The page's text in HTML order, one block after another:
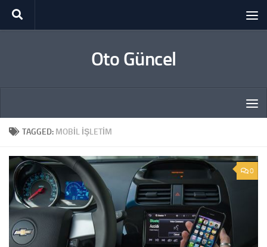
Skip to content
Oto Güncel
TAGGED: MOBIL IŞLETIM
0